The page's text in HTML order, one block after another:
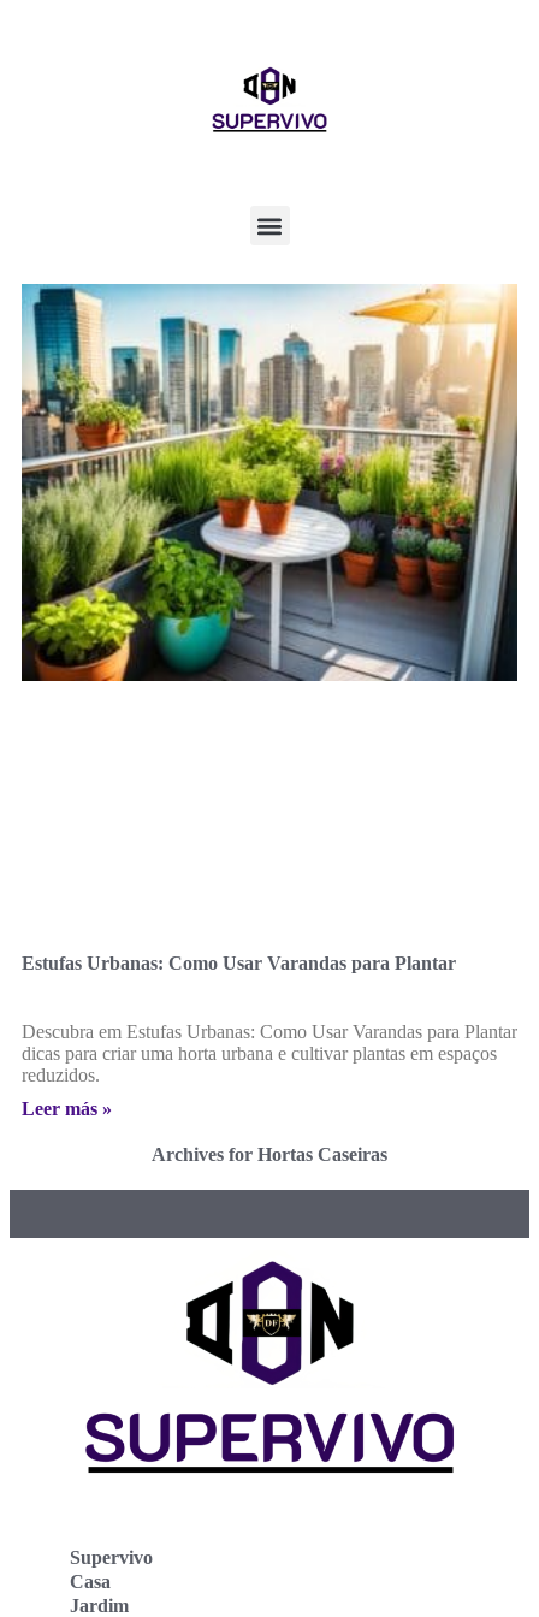
Estufas Urbanas: Como Usar Varandas para Plantar
Descubra em Estufas Urbanas: Como Usar Varandas para Plantar
dicas para criar uma horta urbana e cultivar plantas em espaços
reduzidos.
Leer más »
Archives for Hortas Caseiras
Supervivo
Casa
Jardim